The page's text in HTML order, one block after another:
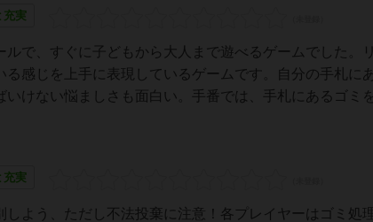
充実
で、すぐに子どもから大人まで遊べるゲームでした。
る感じを上手に表現しているゲームです。自分の手札に
いけない悩ましさも面白い。手番では、手札にあるゴミ
充実
しよう、ただし不法投棄に注意！各プレイヤーはゴミ処